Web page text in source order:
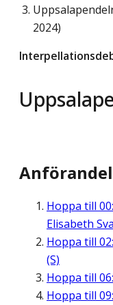
2024)
Hoppa till
Elisabeth
Hoppa till
(S)
Hoppa till
Hoppa till